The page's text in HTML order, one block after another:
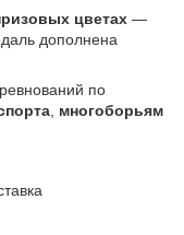
цветах —
дополнена
по
многоборьям